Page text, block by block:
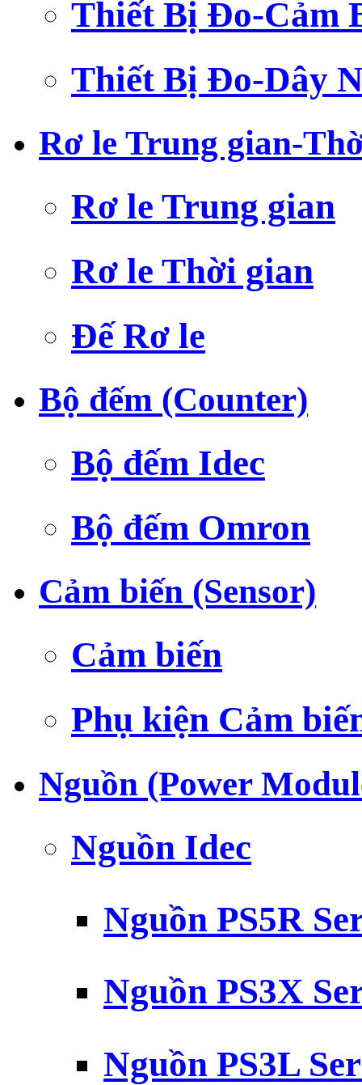
Thiết Bị Đo-Cảm
Thiết Bị Đo-Dây
Rơ le Trung gian-
Rơ le Trung gian
Rơ le Thời gian
Đế Rơ le
Bộ đếm (Counter)
Bộ đếm Idec
Bộ đếm Omron
Cảm biến (Sensor)
Cảm biến
Phụ kiện Cảm
Nguồn (Power
Nguồn Idec
Nguồn PS5R
Nguồn PS3X
Nguồn PS3L